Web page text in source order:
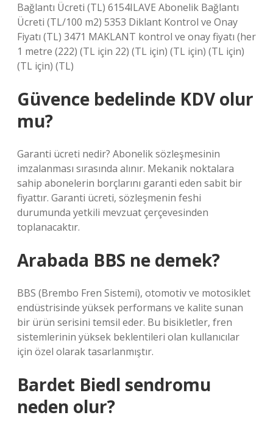
Bağlantı Ücreti (TL) 6154ILAVE Abonelik Bağlantı
Ücreti (TL/100 m2) 5353 Diklant Kontrol ve Onay
Fiyatı (TL) 3471 MAKLANT kontrol ve onay fiyatı (her
1 metre (222) (TL için 22) (TL için) (TL için) (TL için)
(TL için) (TL)
Güvence bedelinde KDV olur
mu?
Garanti ücreti nedir? Abonelik sözleşmesinin
imzalanması sırasında alınır. Mekanik noktalara
sahip abonelerin borçlarını garanti eden sabit bir
fiyattır. Garanti ücreti, sözleşmenin feshi
durumunda yetkili mevzuat çerçevesinden
toplanacaktır.
Arabada BBS ne demek?
BBS (Brembo Fren Sistemi), otomotiv ve motosiklet
endüstrisinde yüksek performans ve kalite sunan
bir ürün serisini temsil eder. Bu bisikletler, fren
sistemlerinin yüksek beklentileri olan kullanıcılar
için özel olarak tasarlanmıştır.
Bardet Biedl sendromu
neden olur?